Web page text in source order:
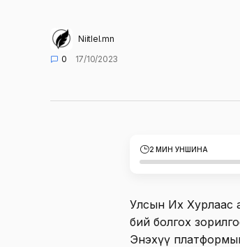
Niitlel.mn
0
17/10/2023
2 МИН УНШИНА
Улсын Их Хурлаас
бий болгох
Энэхүү